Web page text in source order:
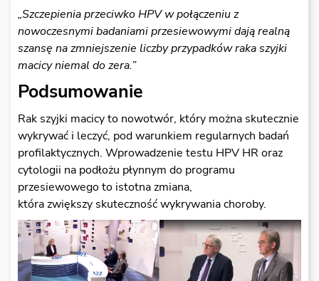
„Szczepienia przeciwko HPV w połączeniu z
nowoczesnymi badaniami przesiewowymi dająrealną
szansę na zmniejszenie liczby przypadków raka szyjki
macicy niemal do zera.”
Podsumowanie
Rak szyjki macicy to nowotwór, który można skutecznie
wykrywać i leczyć, pod warunkiem regularnych badań
profilaktycznych. Wprowadzenie testu HPV HR oraz
cytologii na podłożu płynnym do programu
przesiewowego to istotna zmiana,
która zwiększy skuteczność wykrywania choroby.